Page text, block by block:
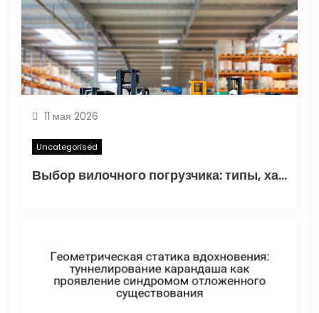
п
и
с
я
м
11 мая 2026
Uncategorised
Выбор вилочного погрузчика: типы, характеристики и области применения